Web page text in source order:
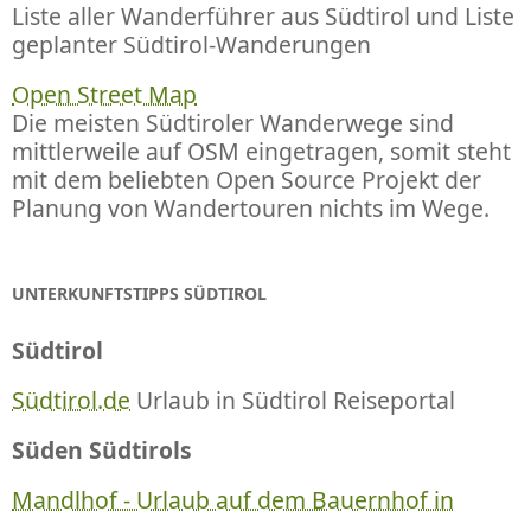
Liste aller Wanderführer aus Südtirol und Liste
geplanter Südtirol-Wanderungen
Open Street Map
Die meisten Südtiroler Wanderwege sind
mittlerweile auf OSM eingetragen, somit steht
mit dem beliebten Open Source Projekt der
Planung von Wandertouren nichts im Wege.
UNTERKUNFTSTIPPS SÜDTIROL
Südtirol
Südtirol.de Urlaub in Südtirol Reiseportal
Süden Südtirols
Mandlhof - Urlaub auf dem Bauernhof in